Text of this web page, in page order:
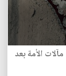
الأمة بعد